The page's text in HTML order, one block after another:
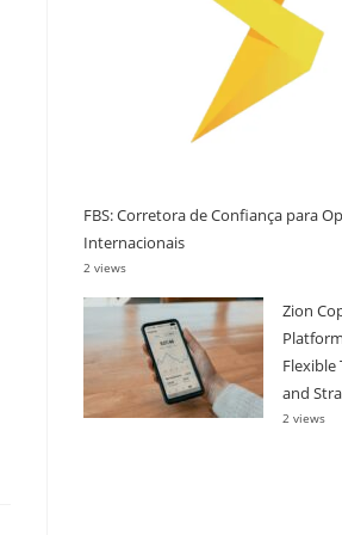
FBS: Corretora de Confiança para
Internacionais
2 views
Zion
Flexible
and
2 views